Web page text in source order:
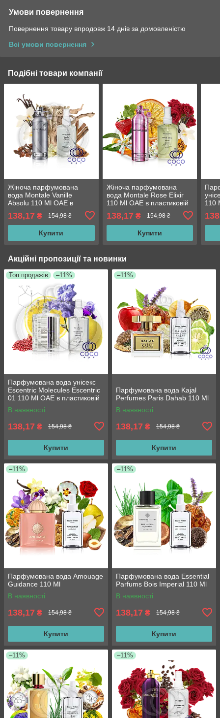
Умови повернення
Повернення товару впродовж 14 днів за домовленістю
Всі умови повернення
Подібні товари компанії
Жіноча парфумована
вода Montale Vanille
Absolu 110 Ml ОАЕ в
138,17 ₴ 154,98 ₴
Купити
Жіноча парфумована
вода Montale Rose Elixir
110 Ml ОАЕ в пластиковій
138,17₴ 154,98 ₴
Купити
110
Акційні пропозиції та новинки
Топ продажів –11%
Парфумована вода унісекс
Escentric Molecules Escentric
01 110 Ml ОАЕ в пластиковій
пляшці
В наявності
138,17 ₴ 154,98 ₴
Купити
–11%
Парфумована вода Kajal
Perfumes Paris Dahab 110 Ml
В наявності
138,17 ₴ 154,98 ₴
Купити
–11%
Парфумована вода Amouage
Guidance 110 Ml
В наявності
138,17 ₴ 154,98 ₴
Купити
–11%
Парфумована вода Essential
Parfums Bois Imperial 110 Ml
В наявності
138,17 ₴ 154,98 ₴
Купити
–11% –11%